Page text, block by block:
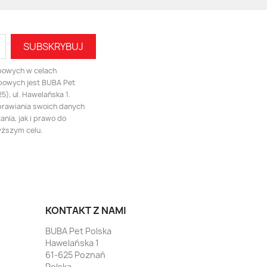
w celach
jest BUBA Pet
ul. Hawelańska 1.
swoich danych
jak i prawo do
celu.
KONTAKT Z NAMI
BUBA Pet Polska
Hawelańska 1
61-625 Poznań